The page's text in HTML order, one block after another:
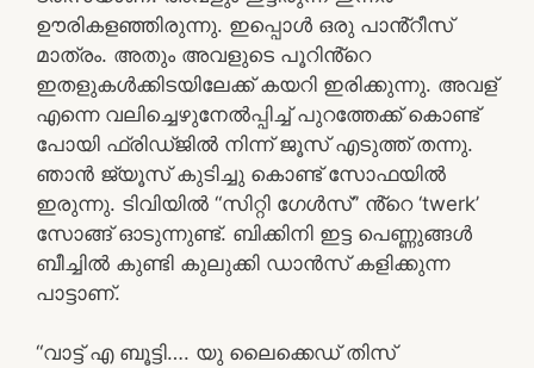
ഊരികളഞ്ഞിരുന്നു. ഇപ്പൊൾ ഒരു പാൻ്റീസ്
മാത്രം. അതും അവളുടെ പൂറിൻ്റെ
ഇതളുകൾക്കിടയിലേക്ക് കയറി ഇരിക്കുന്നു. അവള്
എന്നെ വലിച്ചെഴുനേൽപ്പിച്ച് പുറത്തേക്ക് കൊണ്ട്
പോയി ഫ്രിഡ്ജിൽ നിന്ന് ജൂസ് എടുത്ത് തന്നു.
ഞാൻ ജ്യൂസ് കുടിച്ചു കൊണ്ട് സോഫയിൽ
ഇരുന്നു. ടിവിയിൽ “സിറ്റി ഗേൾസ്” ൻ്റെ ‘twerk’
സോങ്ങ് ഓടുന്നുണ്ട്. ബിക്കിനി ഇട്ട പെണ്ണുങ്ങൾ
ബീച്ചിൽ കുണ്ടി കുലുക്കി ഡാൻസ് കളിക്കുന്ന
പാട്ടാണ്.
“വാട്ട് എ ബൂട്ടി…. യു ലൈക്കെഡ് തിസ്